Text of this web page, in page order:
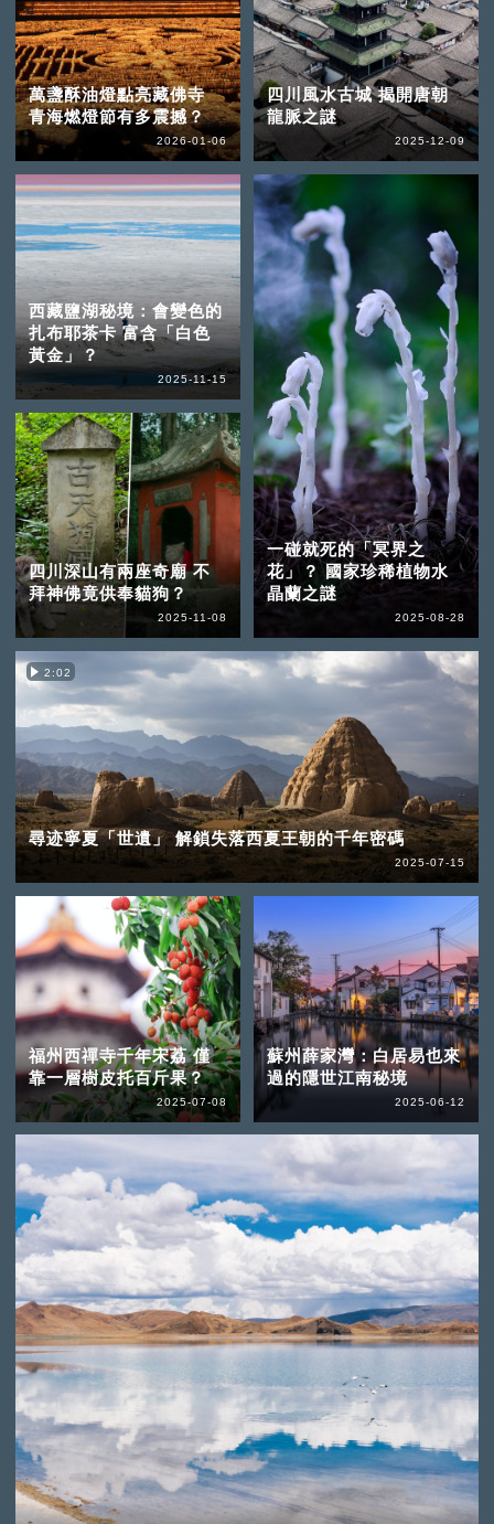
萬盞酥油燈點亮藏佛寺
青海燃燈節有多震撼？
2026-01-06
四川風水古城 揭開唐朝
龍脈之謎
2025-12-09
西藏鹽湖秘境：會變色的
扎布耶茶卡 富含「白色
黃金」？
2025-11-15
四川深山有兩座奇廟 不
拜神佛竟供奉貓狗？
2025-11-08
一碰就死的「冥界之
花」？ 國家珍稀植物水
晶蘭之謎
2025-08-28
2:02
尋迹寧夏「世遺」 解鎖失落西夏王朝的千年密碼
2025-07-15
福州西禪寺千年宋荔 僅
靠一層樹皮托百斤果？
2025-07-08
蘇州薛家灣：白居易也來
過的隱世江南秘境
2025-06-12